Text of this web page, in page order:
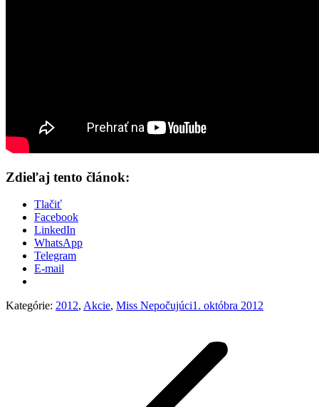
Zdieľaj tento článok:
Tlačiť
Facebook
LinkedIn
WhatsApp
Telegram
E-mail
Kategórie: 2012, Akcie, Miss Nepočujúci1. októbra 2012